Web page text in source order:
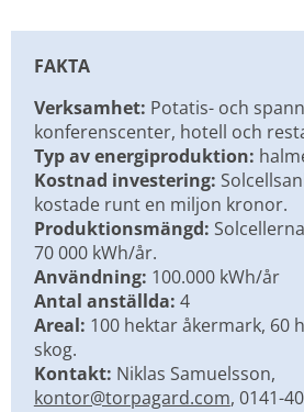
FAKTA
Verksamhet: Potatis- och
konferenscenter, hotell och
Typ av energiproduktion:
Kostnad investering:
kostade runt en miljon kronor.
Produktionsmängd:
70 000 kWh/år.
Användning: 100.000 kWh/år
Antal anställda: 4
Areal: 100 hektar åkermark, 60
skog.
Kontakt:
kontor@torpagard.com, 0141-